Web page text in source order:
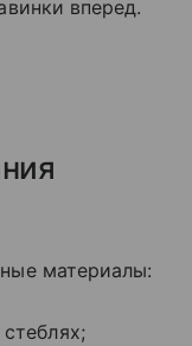
вперед.
материалы: